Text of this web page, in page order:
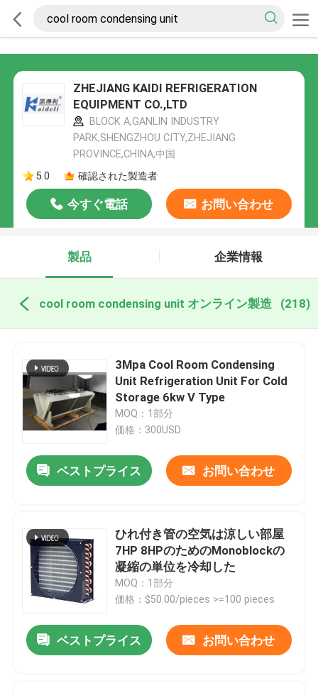
ZHEJIANG KAIDI REFRIGERATION
EQUIPMENT CO.,LTD
BLOCK A,GANLIN INDUSTRY
PARK,SHENGZHOU CITY,ZHEJIANG
PROVINCE,CHINA,中国
5.0
確認された製造者
今すぐ電話 お問い合わせ
製品 企業情報
cool room condensing unit オンライン製造 (218)
3Mpa Cool Room Condensing
Unit Refrigeration Unit For Cold
Storage 6kw V Type
MOQ：1部分
価格：300USD
ベストプライス お問い合わせ
ひれ付き管の空気は涼しい部屋
7HP 8HPのためのMonoblockの
凝縮の単位を冷却した
MOQ：1部分
価格：$50.00/pieces >=100 pieces
ベストプライス お問い合わせ